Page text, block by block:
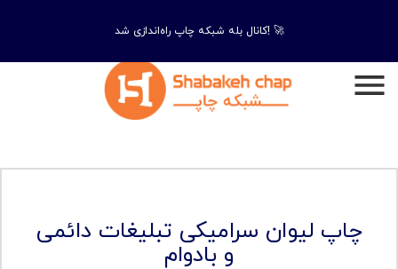
کانال بله شبکه چاپ راه‌اندازی شد! 🚀
چاپ لیوان سرامیکی تبلیغات دائمی
و بادوام